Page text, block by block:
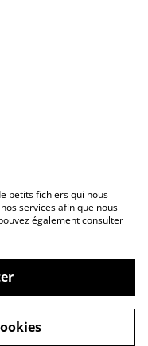
de cookies
petits fichiers qui nous
services afin que nous
également consulter